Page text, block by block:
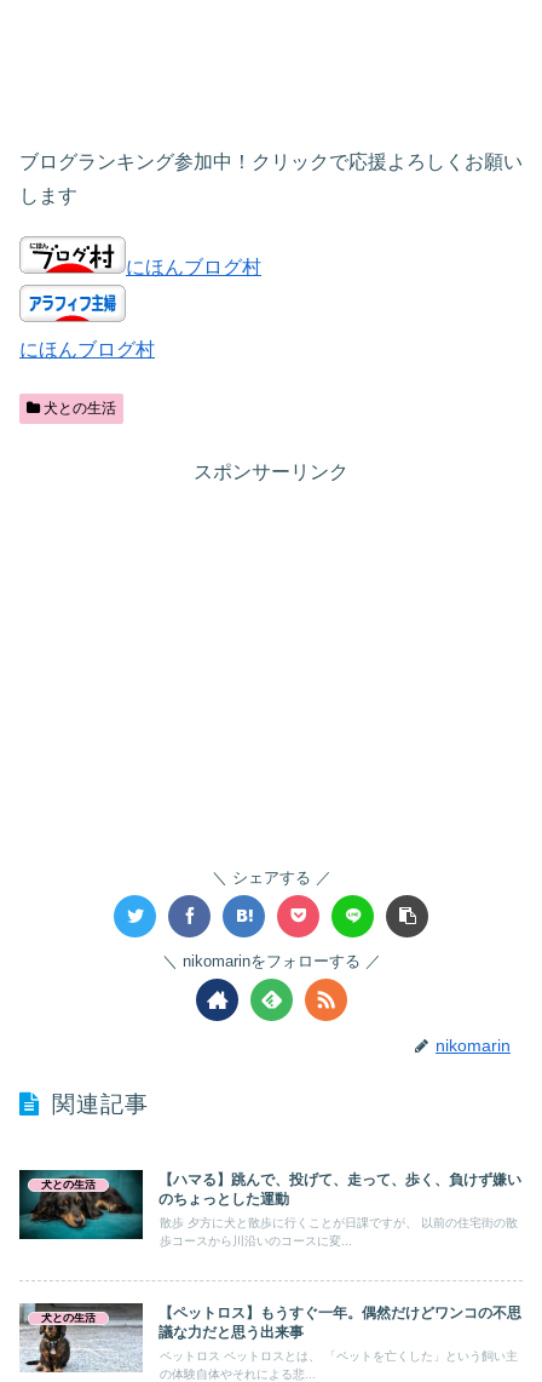
ブログランキング参加中！クリックで応援よろしくお願い
します
にほんブログ村
にほんブログ村
犬との生活
スポンサーリンク
シェアする
nikomarinをフォローする
nikomarin
関連記事
犬との生活
【ハマる】跳んで、投げて、走って、歩く、負けず嫌い
のちょっとした運動
散歩 夕方に犬と散歩に行くことが日課ですが、 以前の住宅街の散
歩コースから川沿いのコースに変...
犬との生活
【ペットロス】もうすぐ一年。偶然だけどワンコの不思
議な力だと思う出来事
ペットロス ペットロスとは、 「ペットを亡くした」という飼い主
の体験自体やそれによる悲...